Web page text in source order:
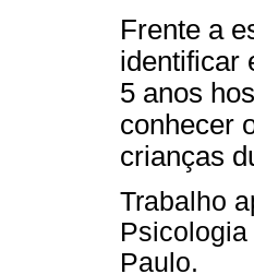
Frente a
identificar
5 anos
conhecer
crianças
Trabalho
Paulo.